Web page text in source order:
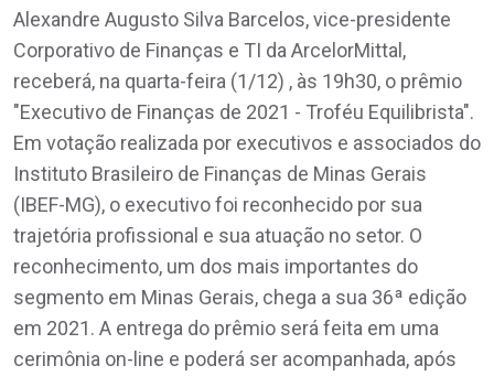
Alexandre Augusto Silva Barcelos, vice-presidente
Corporativo de Finanças e TI da ArcelorMittal,
receberá, na quarta-feira (1/12) , às 19h30, o prêmio
"Executivo de Finanças de 2021 - Troféu Equilibrista".
Em votação realizada por executivos e associados do
Instituto Brasileiro de Finanças de Minas Gerais
(IBEF-MG), o executivo foi reconhecido por sua
trajetória profissional e sua atuação no setor. O
reconhecimento, um dos mais importantes do
segmento em Minas Gerais, chega a sua 36ª edição
em 2021. A entrega do prêmio será feita em uma
cerimônia on-line e poderá ser acompanhada, após